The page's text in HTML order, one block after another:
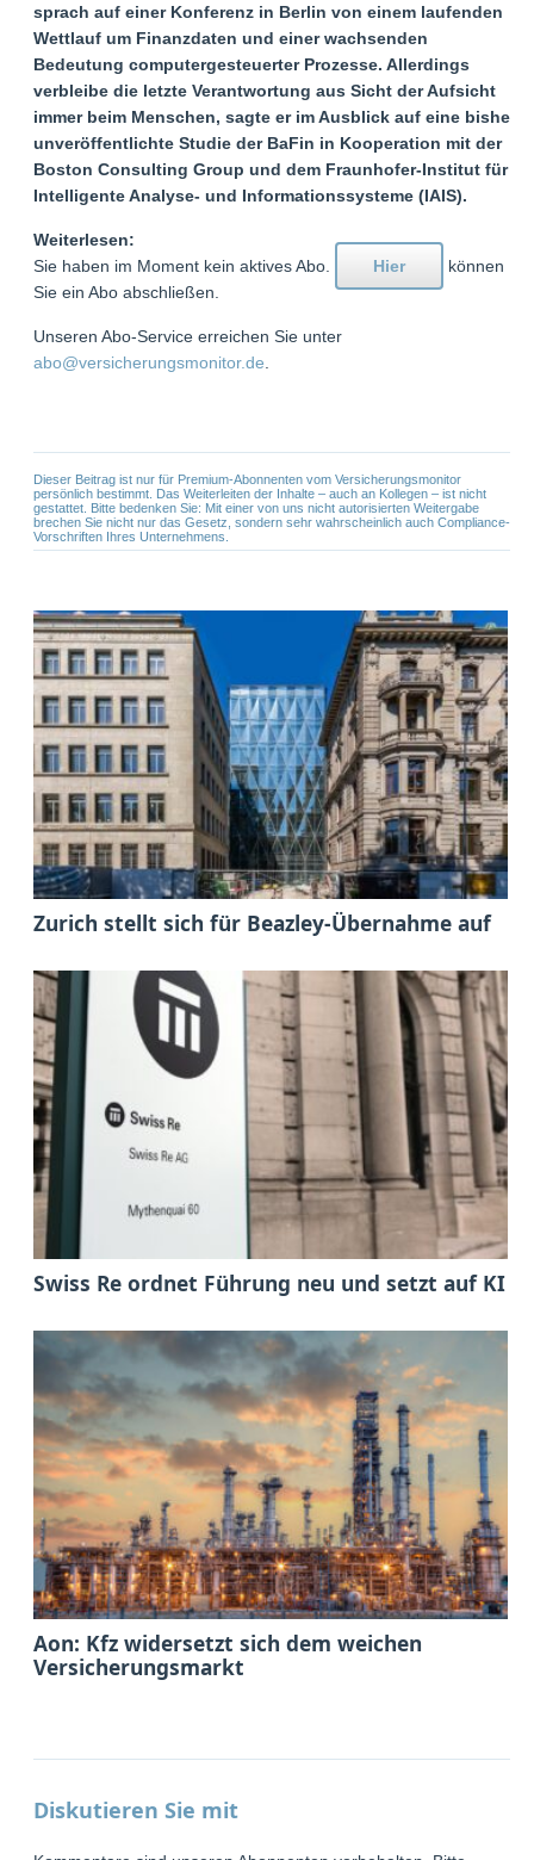
sprach auf einer Konferenz in Berlin von einem laufenden
Wettlauf um Finanzdaten und einer wachsenden
Bedeutung computergesteuerter Prozesse. Allerdings
verbleibe die letzte Verantwortung aus Sicht der Aufsicht
immer beim Menschen, sagte er im Ausblick auf eine bisher
unveröffentlichte Studie der BaFin in Kooperation mit der
Boston Consulting Group und dem Fraunhofer-Institut für
Intelligente Analyse- und Informationssysteme (IAIS).
Weiterlesen:
Sie haben im Moment kein aktives Abo.
Hier
können
Sie ein Abo abschließen.
Unseren Abo-Service erreichen Sie unter
abo@versicherungsmonitor.de
Dieser Beitrag ist nur für Premium-Abonnenten vom Versicherungsmonitor
persönlich bestimmt. Das Weiterleiten der Inhalte – auch an Kollegen – ist nicht
gestattet. Bitte bedenken Sie: Mit einer von uns nicht autorisierten Weitergabe
brechen Sie nicht nur das Gesetz, sondern sehr wahrscheinlich auch Compliance-
Vorschriften Ihres Unternehmens.
Zurich stellt sich für Beazley-Übernahme auf
Swiss Re ordnet Führung neu und setzt auf KI
Aon: Kfz widersetzt sich dem weichen
Versicherungsmarkt
Diskutieren Sie mit